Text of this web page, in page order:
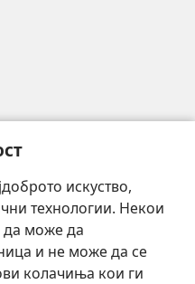
искуство,
технологии. Некои
да може да
и не може да се
колачиња кои ги